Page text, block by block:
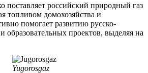
поставляет российский природный газ
топливом домохозяйства и
помогает развитию русско-
образовательных проектов, выделяя на
Yugorosgaz